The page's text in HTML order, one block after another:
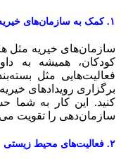
خیریه مثل
همیشه به
مثل
رویدادهای
این کار به شما
را تقویت